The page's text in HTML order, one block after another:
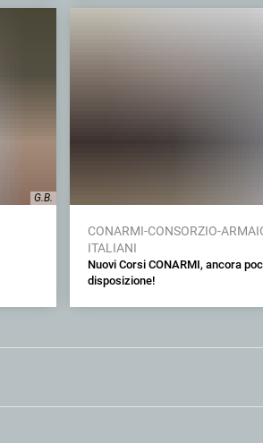
G.B.
CONARMI-CONSORZIO-
ITALIANI
Nuovi Corsi CONARMI, ancora
disposizione!